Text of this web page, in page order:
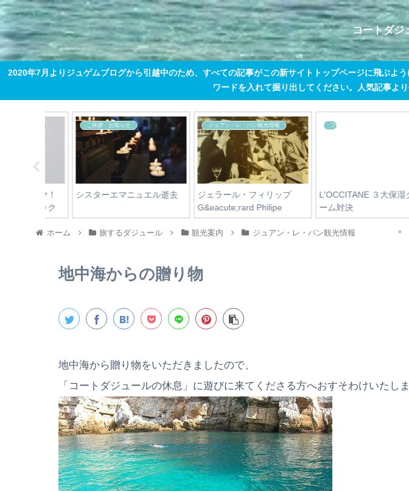
コートダジ
2020年7月よりジュゲムブログから引越中のため、すべての記事がこの新サイトトップページに飛ぶ
ワードを入れて掘り出してください。人気記事
フランスコスメ レポート
L'OCCITANE ３大保湿クリ
ーム対決
ご挨拶 お知らせ
La lutte contre le
Coronavirus, on va gagner!
ニホンってすごい
ショコラ半額♪
ホーム 旅するダジュール 観光案内 ジュアン・レ・パン観光情報
地中海からの贈り物
地中海から贈り物をいただきましたので、
「コートダジュールの休息」に遊びに来てくださる方へおすそわけいたしま